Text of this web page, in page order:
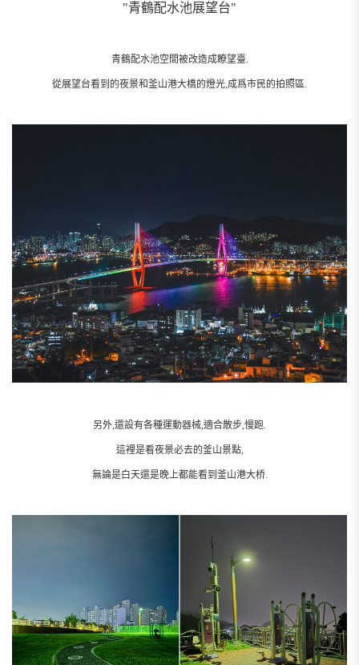
"青鶴配水池展望台"
青鶴配水池空間被改造成瞭望臺.
從展望台看到的夜景和釜山港大橋的燈光,成爲市民的拍照區.
另外,還設有各種運動器械,適合散步,慢跑.
這裡是看夜景必去的釜山景點,
無論是白天還是晚上都能看到釜山港大桥.